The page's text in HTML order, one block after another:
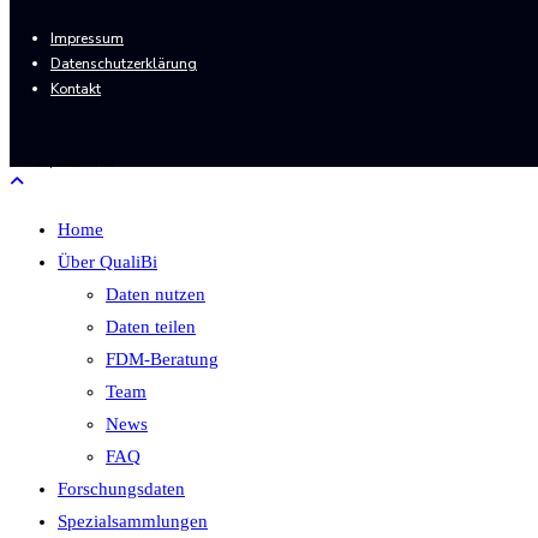
Impressum
Datenschutzerklärung
Kontakt
Home
Über QualiBi
Daten nutzen
Daten teilen
FDM-Beratung
Team
News
FAQ
Forschungsdaten
Spezialsammlungen